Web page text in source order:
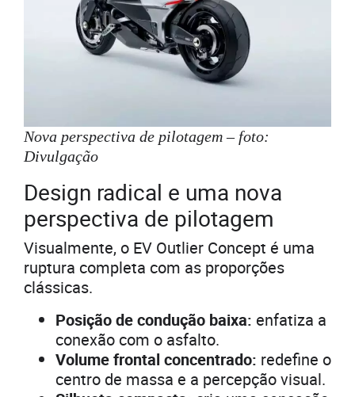
Nova perspectiva de pilotagem – foto:
Divulgação
Design radical e uma nova
perspectiva de pilotagem
Visualmente, o EV Outlier Concept é uma
ruptura completa com as proporções
clássicas.
Posição de condução baixa: enfatiza a
conexão com o asfalto.
Volume frontal concentrado: redefine o
centro de massa e a percepção visual.